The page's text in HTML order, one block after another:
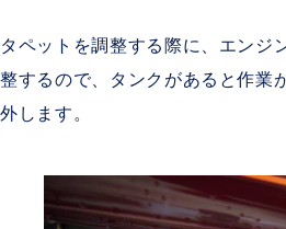
タペットを調整する際に、エンジ
整するので、タンクがあると作業
外します。